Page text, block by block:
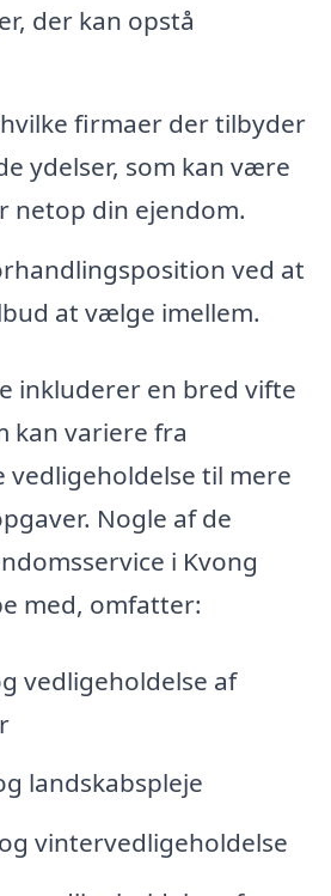
der kan opstå
firmaer der tilbyder
ydelser, som kan være
netop din ejendom.
ved at
at vælge imellem.
inkluderer en bred vifte
kan variere fra
til mere
Nogle af de
i Kvong
med, omfatter:
vedligeholdelse af
landskabspleje
vintervedligeholdelse